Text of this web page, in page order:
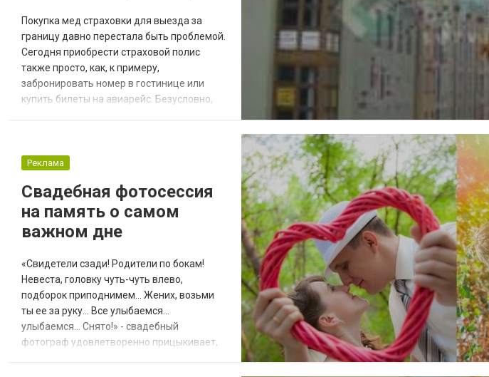
Покупка мед страховки для выезда за
границу давно перестала быть проблемой.
Сегодня приобрести страховой полис
также просто, как, к примеру,
забронировать номер в гостинице или
купить билеты на авиарейс. Безусловно,
необходимые документы. Более удобный и
режиме онлайн на сайте
ukrfinservice.com.ua. Воспользовавш...
Реклама
Свадебная фотосессия
на память о самом
важном дне
«Свидетели сзади! Родители по бокам!
Невеста, головку чуть-чуть влево,
подборок приподнимем... Жених, возьми
ты ее за руку... Все улыбаемся...
улыбаемся... Снято!» - свадебный
фотограф удовлетворенно прицыкивает,